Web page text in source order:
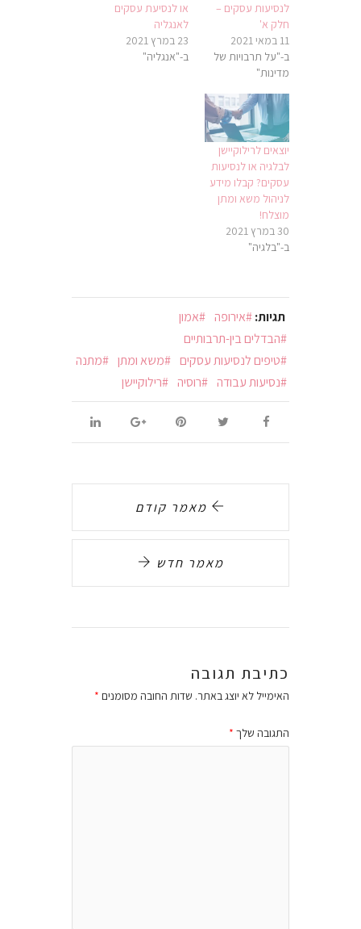
לנסיעות עסקים –
חלק א'
11 במאי 2021
ב-"על תרבויות של
מדינות"
או לנסיעת עסקים
לאנגליה
23 במרץ 2021
ב-"אנגליה"
יוצאים לרילוקיישן
לבלגיה או לנסיעות
עסקים? קבלו מידע
לניהול משא ומתן
מוצלח!
30 במרץ 2021
ב-"בלגיה"
תגיות: אירופה
אמון
הבדלים בין-תרבותיים
טיפים לנסיעות עסקים
משא ומתן
מתנה
נסיעות עבודה
רוסיה רילוקיישן
מאמר קודם
מאמר חדש
כתיבת תגובה
האימייל לא יוצג באתר. שדות החובה מסומנים *
התגובה שלך *